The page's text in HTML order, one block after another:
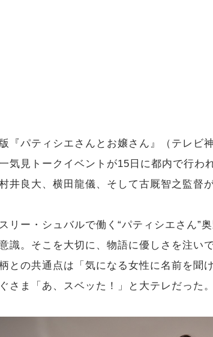
『パティシエさんとお嬢さん』（テレビ
気見トークイベントが15日に都内で行わ
井良大、横田龍儀、そして古厩智之監督
リー・シュバルで働く“パティシエさん”
識。そこを大切に、物語に優しさを注い
との共通点は「気になる女性に名前を聞
さま「あ、スベッた！」と大テレだった。